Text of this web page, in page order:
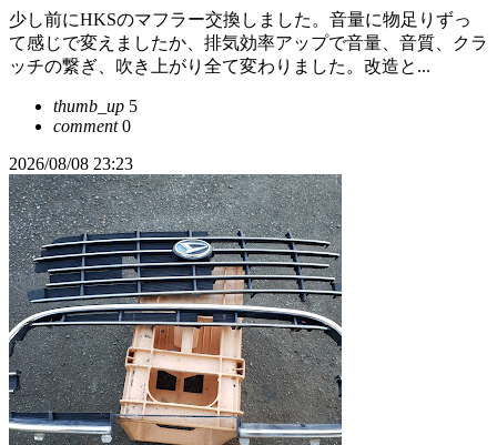
少し前にHKSのマフラー交換しました。音量に物足りずっ
て感じで変えましたか、排気効率アップで音量、音質、クラ
ッチの繋ぎ、吹き上がり全て変わりました。改造と...
thumb_up 5
comment0
2026/08/08 23:23